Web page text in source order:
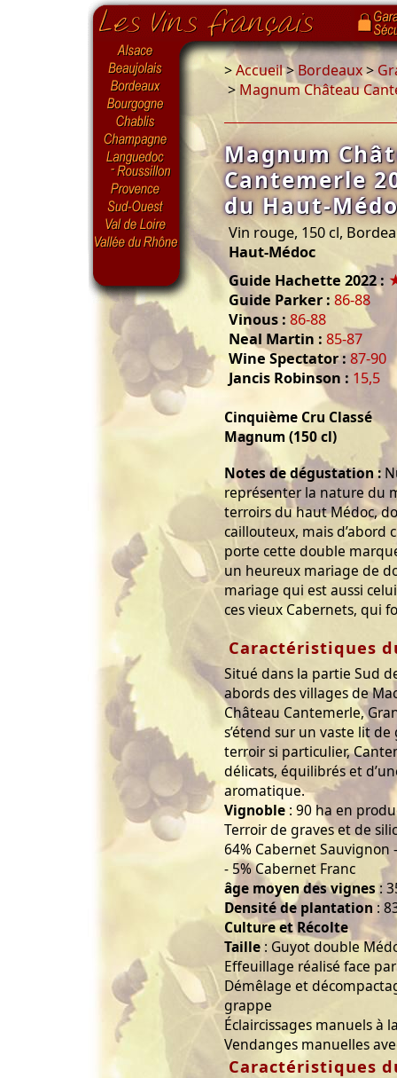
>Accueil>Bordeaux>
> Magnum Château
Magnum
Cantemerle
du Haut-
Vin rouge, 150 cl,
Haut-Médoc
Guide Hachette 2022 :
Guide Parker : 86-88
Vinous : 86-88
Neal Martin : 85-87
Wine Spectator :87-90
Jancis Robinson : 15,5
Cinquième Cru Classé
Magnum (150 cl)
Notes de dégustation :
représenter la nature du
terroirs du haut Médoc,
caillouteux, mais d’abord
porte cette double
un heureux mariage de
mariage qui est aussi
ces vieux Cabernets, qui
Caractéristiques
Situé dans la partie Sud
abords des villages de
Château Cantemerle,
s’étend sur un vaste lit
terroir si particulier,
délicats, équilibrés et
aromatique.
Vignoble : 90 ha en
Terroir de graves et de
64% Cabernet Sauvignon
- 5% Cabernet Franc
âge moyen des vignes:
Densité de plantation:
Culture et Récolte
Taille : Guyot double
Effeuillage réalisé face
Démêlage et
grappe
Éclaircissages manuels à
Vendanges manuelles
Caractéristiques